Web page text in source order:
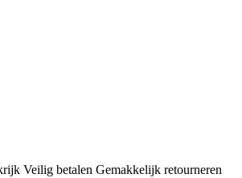
Veilig betalen Gemakkelijk retourneren